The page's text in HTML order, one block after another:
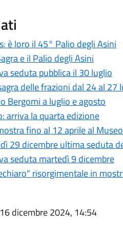
è loro il 45° Palio degli Asini
e il Palio degli Asini
seduta pubblica il 30 luglio
delle frazioni dal 24 al 27
Bergomi a luglio e agosto
arriva la quarta edizione
fino al 12 aprile al
29 dicembre ultima seduta
seduta martedì 9 dicembre
risorgimentale in
dicembre 2024, 14:54